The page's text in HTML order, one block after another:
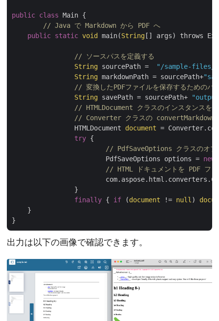
public class Main {
// Java で Markdown から PDF へ
public static void main(String [] args) throws
// ソースパスを定義する
String sourcePath =
"/sample-files/"
String markdownPath = sourcePath+
// 変換したPDFファイルを保存するためのパ
String savePath = sourcePath+
// HTMLDocument クラスのインスタンスを
// Converter クラスの convertMarkdown
		HTMLDocument
document =
try {
// PdfSaveOptions クラスのオ
			PdfSaveOptions options =
new
// HTML ドキュメントを PDF フ
finally { if (document != null )
    }
出力は以下の画像で確認できます。